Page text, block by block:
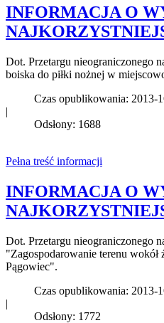
INFORMACJA O
Dot. Przetargu nieograniczonego
boiska do piłki nożnej w
Czas opublikowania: 2013-
|
Odsłony: 1688
Pełna treść informacji
INFORMACJA O
Dot. Przetargu nieograniczonego
"Zagospodarowanie terenu wokół
Pągowiec".
Czas opublikowania: 2013-
|
Odsłony: 1772